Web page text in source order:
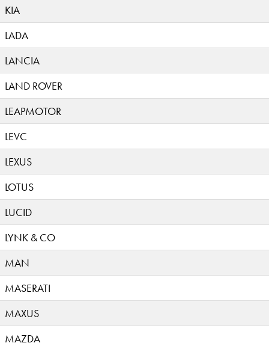
KIA
LADA
LANCIA
LAND ROVER
LEAPMOTOR
LEVC
LEXUS
LOTUS
LUCID
LYNK & CO
MAN
MASERATI
MAXUS
MAZDA